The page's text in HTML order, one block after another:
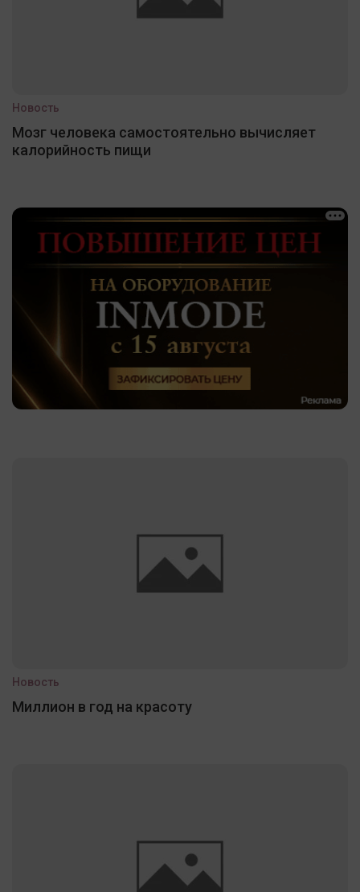
Новость
Мозг человека самостоятельно вычисляет
калорийность пищи
Новость
Миллион в год на красоту